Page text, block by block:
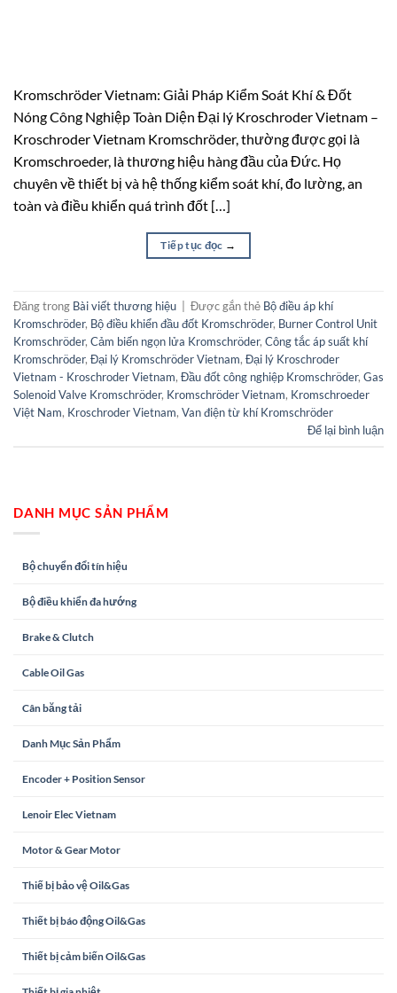
Kromschröder Vietnam: Giải Pháp Kiểm Soát Khí & Đốt
Nóng Công Nghiệp Toàn Diện Đại lý Kroschroder Vietnam –
Kroschroder Vietnam Kromschröder, thường được gọi là
Kromschroeder, là thương hiệu hàng đầu của Đức. Họ
chuyên về thiết bị và hệ thống kiểm soát khí, đo lường, an
toàn và điều khiển quá trình đốt […]
Tiếp tục đọc →
Đăng trong Bài viết thương hiệu Được gắn thẻ Bộ điều áp khí
Kromschröder, Bộ điều khiển đầu đốt Kromschröder, Burner Control Unit
Kromschröder, Cảm biến ngọn lửa Kromschröder, Công tắc áp suất khí
Kromschröder, Đại lý Kromschröder Vietnam, Đại lý Kroschroder
Vietnam - Kroschroder Vietnam, Đầu đốt công nghiệp Kromschröder, Gas
Solenoid Valve Kromschröder, Kromschröder Vietnam, Kromschroeder
Việt Nam, Kroschroder Vietnam, Van điện từ khí Kromschröder
Để lại bình luận
DANH MỤC SẢN PHẨM
Bộ chuyển đổi tín hiệu
Bộ điều khiển đa hướng
Brake & Clutch
Cable Oil Gas
Cân băng tải
Danh Mục Sản Phẩm
Encoder + Position Sensor
Lenoir Elec Vietnam
Motor & Gear Motor
Thiế bị bảo vệ Oil&Gas
Thiết bị báo động Oil&Gas
Thiết bị cảm biến Oil&Gas